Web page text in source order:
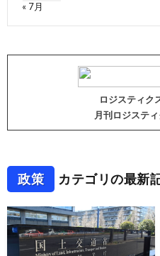
« 7月
ロジスティク
月刊ロジステ
政策 カテゴリの最新